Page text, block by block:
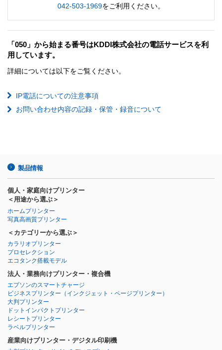
042-503-1969をご利用ください。
「050」から始まる番号はKDDI株式会社の電話サービスを利
用しています。
詳細については以下をご覧ください。
IP電話についての注意事項
お問い合わせ内容の記録・保管・録音について
製品情報
個人・家庭向けプリンター
＜用途から選ぶ＞
ホームプリンター
写真高画質プリンター
＜カテゴリーから選ぶ＞
カラリオプリンター
プロセレクション
エコタンク搭載モデル
法人・業務向けプリンター・複合機
エプソンのスマートチャージ
ビジネスプリンター （インクジェット・ページプリンター）
大判プリンター
ドットインパクトプリンター
レシートプリンター
ラベルプリンター
産業向けプリンター・デジタル印刷機